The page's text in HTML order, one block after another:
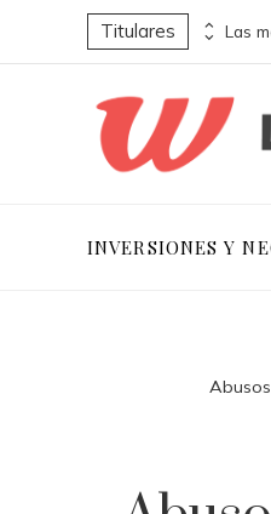
Titulares Las compañías más valiosas en la historia de la capitalización bursátil global
INVERSIONES Y